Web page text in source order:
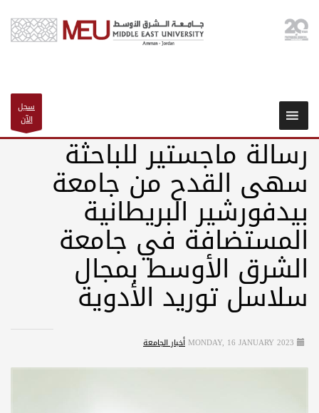
سجل
الآن
رسالة ماجستير للباحثة
سهى القدح من جامعة
بيدفورشير البريطانية
المستضافة في جامعة
الشرق الأوسط بمجال
سلاسل توريد الأدوية
MONDAY, 16 JANUARY 2023أخبار الجامعة